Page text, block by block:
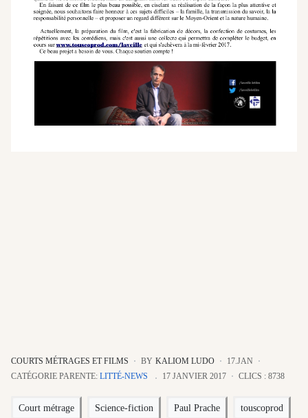
COURTS MÉTRAGES ET FILMS BY KALIOM LUDO
17.JAN
CATÉGORIE PARENTE: LITTÉ-NEWS 17 JANVIER 2017 CLICS : 8738
Court métrage Science-fiction Paul Prache touscoprod